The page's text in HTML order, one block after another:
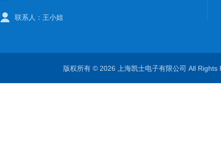
联系人：王小姐
版权所有 © 2026 上海凯士电子有限公司 All